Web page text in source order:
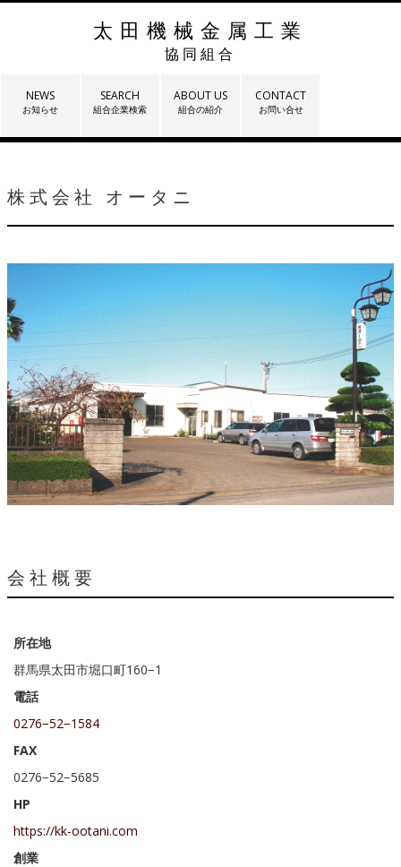
太田機械金属工業
協同組合
NEWS
お知らせ
SEARCH
組合企業検索
ABOUT US
組合の紹介
CONTACT
お問い合せ
株式会社 オータニ
会社概要
所在地
群馬県太田市堀口町160−1
電話
0276−52−1584
FAX
0276−52−5685
HP
https://kk-ootani.com
創業